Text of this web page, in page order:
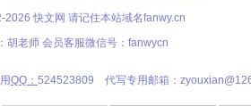
快文网 请记住本站域名fanwy.cn
胡老师 会员客服微信号：fanwycn
QQ： 524523809 代写专用邮箱：